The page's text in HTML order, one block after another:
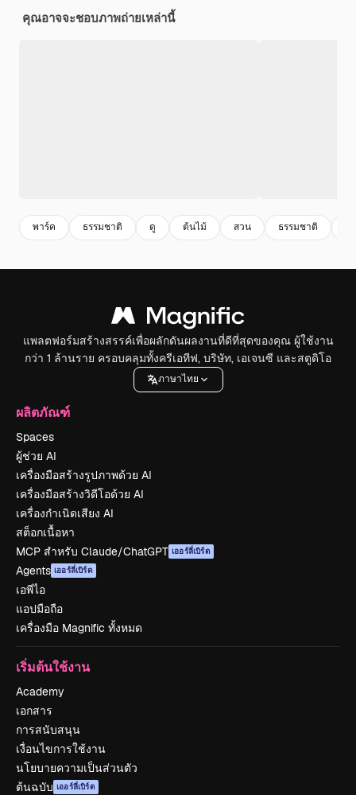
คุณอาจจะชอบภาพถ่ายเหล่านี้
พาร์ค ธรรมชาติ ดู ต้นไม้ สวน ธรรมชาติ
แพลตฟอร์มสร้างสรรค์เพื่อผลักดันผลงานที่ดีที่สุดของคุณ ผู้ใช้งาน
กว่า 1 ล้านราย ครอบคลุมทั้งครีเอทีฟ, บริษัท, เอเจนซี และสตูดิโอ
ภาษาไทย
ผลิตภัณฑ์
Spaces
ผู้ช่วย AI
เครื่องมือสร้างรูปภาพด้วย AI
เครื่องมือสร้างวิดีโอด้วย AI
เครื่องกำเนิดเสียง AI
สต็อกเนื้อหา
MCP สำหรับ Claude/ChatGPT เออร์ลี่เบิร์ด
Agents เออร์ลี่เบิร์ด
เอพีไอ
แอปมือถือ
เครื่องมือ Magnific ทั้งหมด
เริ่มต้นใช้งาน
Academy
เอกสาร
การสนับสนุน
เงื่อนไขการใช้งาน
นโยบายความเป็นส่วนตัว
ต้นฉบับ เออร์ลี่เบิร์ด